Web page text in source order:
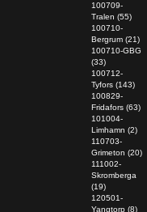
100709-
Tralen (55)
100710-
Bergrum (21)
100710-GBG
(33)
100712-
Tyfors (143)
100829-
Fridafors (63)
101004-
Limhamn (2)
110703-
Grimeton (20)
111002-
Skromberga
(19)
120501-
Yangtorp (8)